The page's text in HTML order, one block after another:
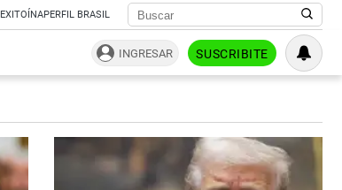
EXITOÍNAPERFIL BRASIL
INGRESAR SUSCRIBITE